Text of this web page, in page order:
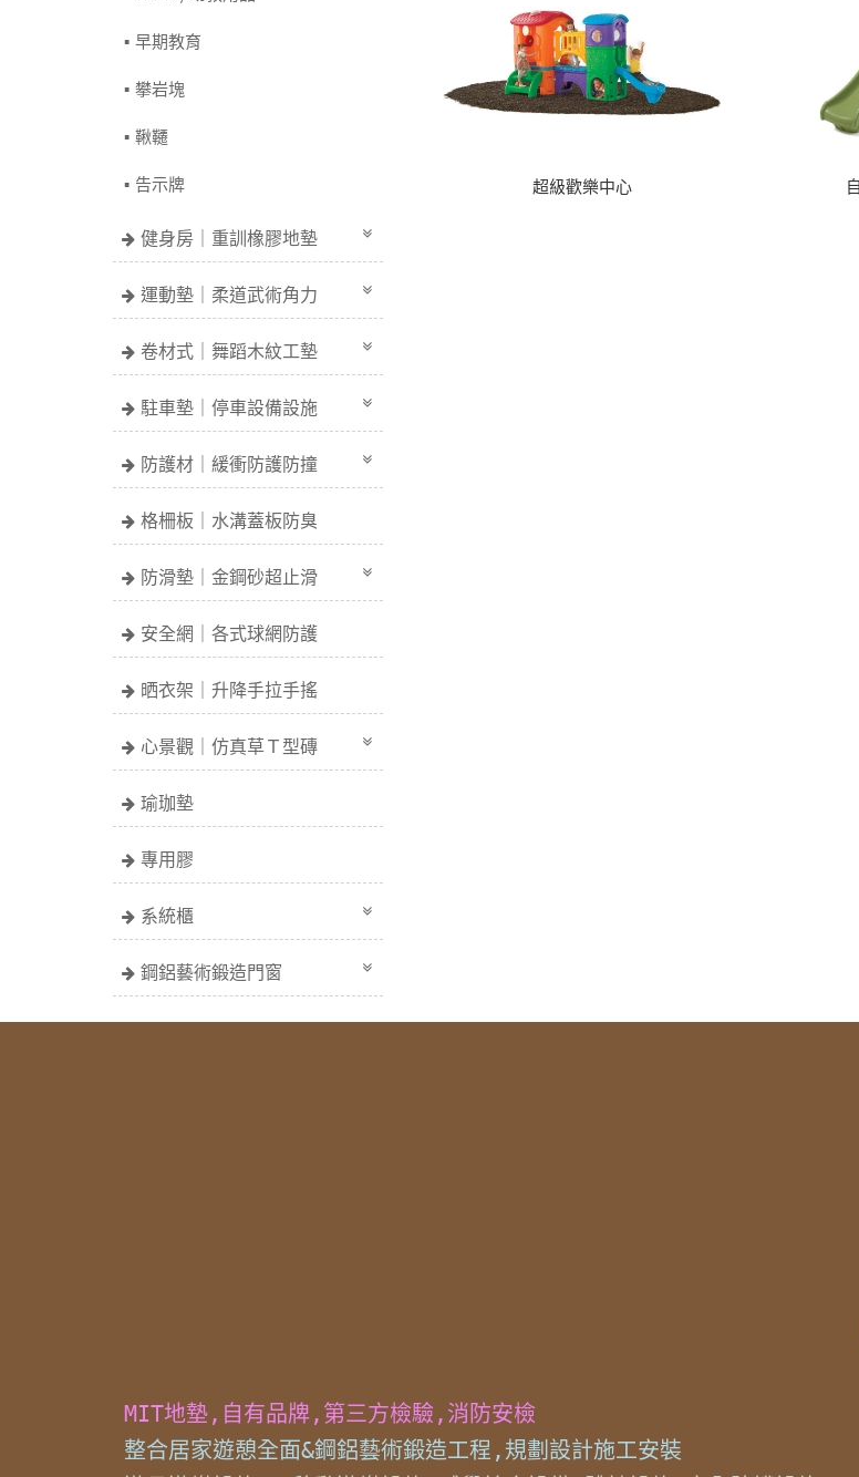
早期教育
攀岩塊
鞦韆
告示牌
健身房｜重訓橡膠地墊
運動墊｜柔道武術角力
卷材式｜舞蹈木紋工墊
駐車墊｜停車設備設施
防護材｜緩衝防護防撞
格柵板｜水溝蓋板防臭
防滑墊｜金鋼砂超止滑
安全網｜各式球網防護
晒衣架｜升降手拉手搖
心景觀｜仿真草Ｔ型磚
瑜珈墊
專用膠
系統櫃
鋼鋁藝術鍛造門窗
超級歡樂中心
MIT地墊,自有品牌,第三方檢驗,消防安檢
整合居家遊憩全面&鋼鋁藝術鍛造工程,規劃設計施工安裝